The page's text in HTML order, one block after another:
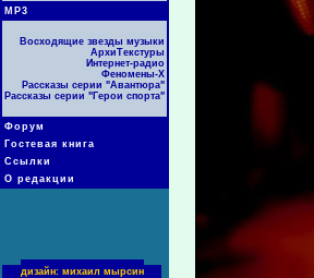
МР3
Восходящие звезды музыки
АрхиТекстуры
Интернет-радио
Феномены-Х
Рассказы серии "Авантюра"
Рассказы серии "Герои спорта"
Форум
Гостевая книга
Ссылки
О редакции
дизайн: михаил мырсин